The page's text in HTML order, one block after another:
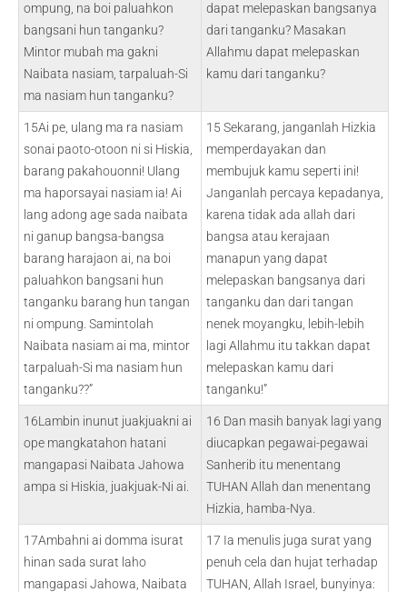
ompung, na boi paluahkon
bangsani hun tanganku?
Mintor mubah ma gakni
Naibata nasiam, tarpaluah-Si
ma nasiam hun tanganku?
dapat melepaskan bangsanya
dari tanganku? Masakan
Allahmu dapat melepaskan
kamu dari tanganku?
15Ai pe, ulang ma ra nasiam
sonai paoto-otoon ni si Hiskia,
barang pakahouonni! Ulang
ma haporsayai nasiam ia! Ai
lang adong age sada naibata
ni ganup bangsa-bangsa
barang harajaon ai, na boi
paluahkon bangsani hun
tanganku barang hun tangan
ni ompung. Samintolah
Naibata nasiam ai ma, mintor
tarpaluah-Si ma nasiam hun
tanganku??”
15 Sekarang, janganlah Hizkia
memperdayakan dan
membujuk kamu seperti ini!
Janganlah percaya kepadanya,
karena tidak ada allah dari
bangsa atau kerajaan
manapun yang dapat
melepaskan bangsanya dari
tanganku dan dari tangan
nenek moyangku, lebih-lebih
lagi Allahmu itu takkan dapat
melepaskan kamu dari
tanganku!”
16Lambin inunut juakjuakni ai
ope mangkatahon hatani
mangapasi Naibata Jahowa
ampa si Hiskia, juakjuak-Ni ai.
16 Dan masih banyak lagi yang
diucapkan pegawai-pegawai
Sanherib itu menentang
TUHAN Allah dan menentang
Hizkia, hamba-Nya.
17Ambahni ai domma isurat
hinan sada surat laho
mangapasi Jahowa, Naibata
17 Ia menulis juga surat yang
penuh cela dan hujat terhadap
TUHAN, Allah Israel, bunyinya: